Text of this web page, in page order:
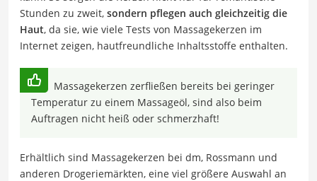
Stunden zu zweit, sondern pflegen auch gleichzeitig die
Haut, da sie, wie viele Tests von Massagekerzen im
Internet zeigen, hautfreundliche Inhaltsstoffe enthalten.
Massagekerzen zerfließen bereits bei geringer
Temperatur zu einem Massageöl, sind also beim
Auftragen nicht heiß oder schmerzhaft!
Erhältlich sind Massagekerzen bei dm, Rossmann und
anderen Drogeriemärkten, eine viel größere Auswahl an